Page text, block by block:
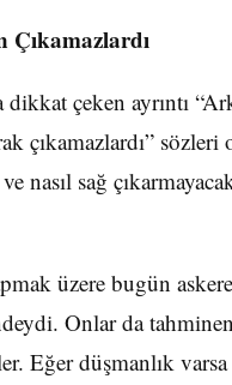
Çıkamazlardı
çeken ayrıntı
çıkamazlardı”
nasıl sağ
üzere bugün
Onlar da
Eğer düşmanlık